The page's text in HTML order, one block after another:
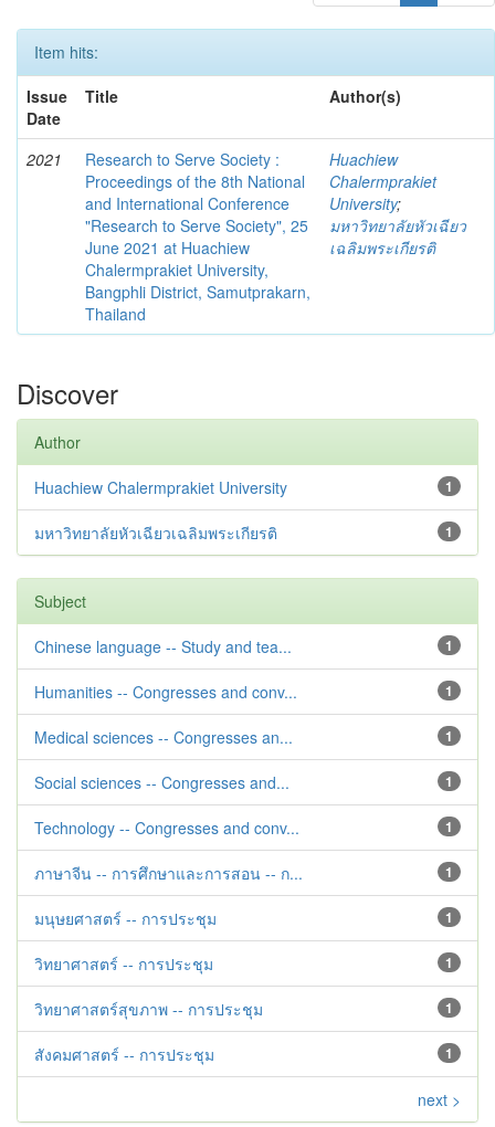
Item hits:
Issue
Date
Title Author(s)
2021
Research to Serve Society :
Proceedings of the 8th National
and International Conference
"Research to Serve Society", 25
June 2021 at Huachiew
Chalermprakiet University,
Bangphli District, Samutprakarn,
Thailand
Huachiew
Chalermprakiet
University;
มหาวิทยาลัยหัวเฉียว
เฉลิมพระเกียรติ
Discover
Author
1
Huachiew Chalermprakiet University
1
มหาวิทยาลัยหัวเฉียวเฉลิมพระเกียรติ
Subject
1
Chinese language -- Study and tea...
1
Humanities -- Congresses and conv...
1
Medical sciences -- Congresses an...
1
Social sciences -- Congresses and...
1
Technology -- Congresses and conv...
1
ภาษาจีน -- การศึกษาและการสอน -- ก...
1
มนุษยศาสตร์ -- การประชุม
1
วิทยาศาสตร์ -- การประชุม
1
วิทยาศาสตร์สุขภาพ -- การประชุม
1
สังคมศาสตร์ -- การประชุม
next >